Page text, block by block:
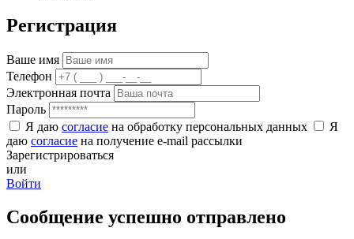
Регистрация
Ваше имя
Телефон
Электронная почта
Пароль
Я даю согласие на обработку персональных данных
Я
даю согласие на получение e-mail рассылки
Зарегистрироваться
или
Войти
Сообщение успешно отправлено